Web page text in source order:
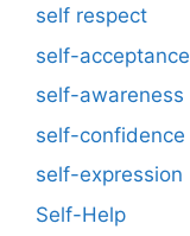
self respect
self-acceptance
self-awareness
self-confidence
self-expression
Self-Help